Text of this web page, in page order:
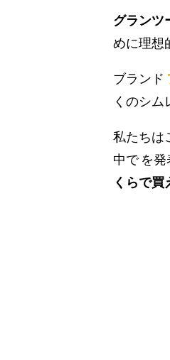
グランツ
めに理想
ブランド
くのシ
私たちは
中で を発
くらで買